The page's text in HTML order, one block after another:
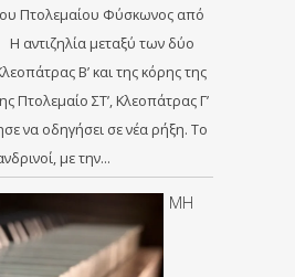
Πτολεμαίου Φύσκωνος από
αντιζηλία μεταξύ των δύο
Β’ και της κόρης της
Πτολεμαίο ΣΤ’, Κλεοπάτρας Γ’
να οδηγήσει σε νέα ρήξη. Το
με την…
ΜΗ